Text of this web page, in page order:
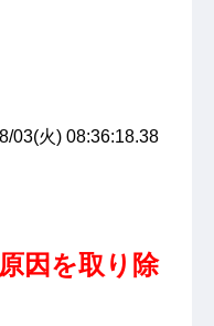
03(火) 08:36:18.38
因を取り除